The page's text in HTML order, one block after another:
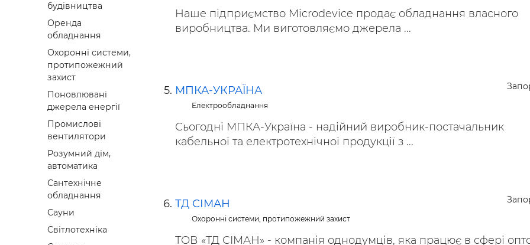
будівництва
Оренда
обладнання
Охоронні системи,
протипожежний
захист
Поновлювані
джерела енергії
Промислові
вентилятори
Розумний дім,
автоматика
Сантехнічне
обладнання
Сауни
Світлотехніка
Наше підприємство Microdevice продає обладнання власного
виробництва. Ми виготовляємо джерела ...
МПКА-УКРАЇНА
Електрообладнання
Сьогодні МПКА-Україна - надійний виробник-постачальник
кабельної та електротехнічної продукції з ...
ТД СІМАН
Охоронні системи, протипожежний захист
ТОВ «ТД СІМАН» - компанія однодумців, яка працює в сфері